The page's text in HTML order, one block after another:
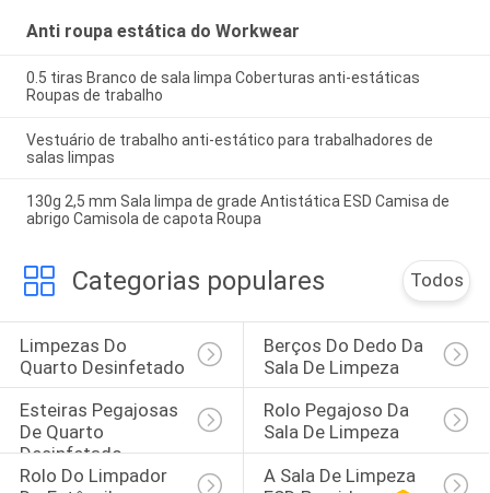
Anti roupa estática do Workwear
0.5 tiras Branco de sala limpa Coberturas anti-estáticas
Roupas de trabalho
Vestuário de trabalho anti-estático para trabalhadores de
salas limpas
130g 2,5 mm Sala limpa de grade Antistática ESD Camisa de
abrigo Camisola de capota Roupa
Categorias populares Todos
Limpezas Do
Quarto Desinfetado
Berços Do Dedo Da
Sala De Limpeza
Esteiras Pegajosas
De Quarto
Desinfetado
Rolo Pegajoso Da
Sala De Limpeza
Rolo Do Limpador
A Sala De Limpeza